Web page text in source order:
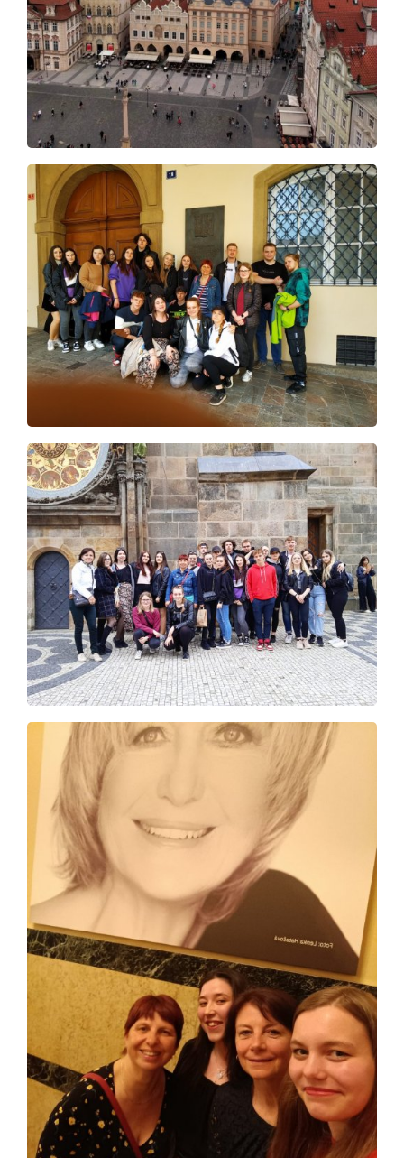
Úvod
Aktuálně
Škola
Studium
Projekty
Foto
Video a audio
Virtuální prohlídka
Kontakty